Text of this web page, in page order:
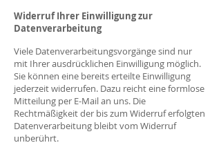
Widerruf Ihrer Einwilligung zur
Datenverarbeitung
Viele Datenverarbeitungsvorgänge sind nur
mit Ihrer ausdrücklichen Einwilligung möglich.
Sie können eine bereits erteilte Einwilligung
jederzeit widerrufen. Dazu reicht eine formlose
Mitteilung per E-Mail an uns. Die
Rechtmäßigkeit der bis zum Widerruf erfolgten
Datenverarbeitung bleibt vom Widerruf
unberührt.